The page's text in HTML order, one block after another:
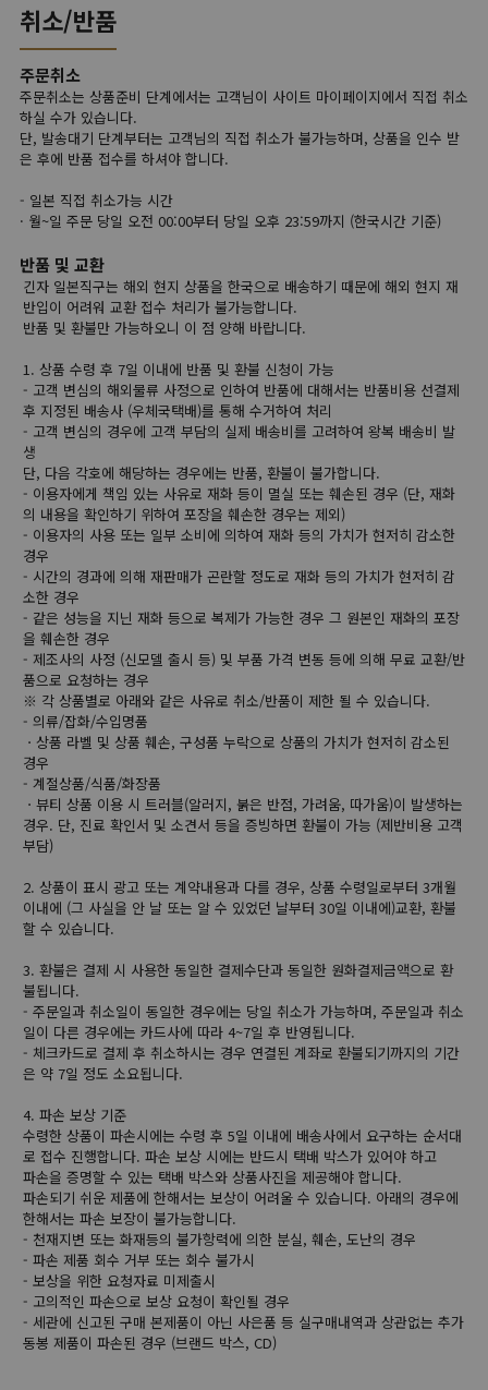
취소/반품
주문취소
주문취소는 상품준비 단계에서는 고객님이 사이트 마이페이지에서 직접 취소
하실 수가 있습니다.
단, 발송대기 단계부터는 고객님의 직접 취소가 불가능하며, 상품을 인수 받
은 후에 반품 접수를 하셔야 합니다.
- 일본 직접 취소가능 시간
· 월~일 주문 당일 오전 00:00부터 당일 오후 23:59까지 (한국시간 기준)
반품 및 교환
긴자 일본직구는 해외 현지 상품을 한국으로 배송하기 때문에 해외 현지 재
반입이 어려워 교환 접수 처리가 불가능합니다.
반품 및 환불만 가능하오니 이 점 양해 바랍니다.
1. 상품 수령 후 7일 이내에 반품 및 환불 신청이 가능
- 고객 변심의 해외물류 사정으로 인하여 반품에 대해서는 반품비용 선결제
후 지정된 배송사 (우체국택배)를 통해 수거하여 처리
- 고객 변심의 경우에 고객 부담의 실제 배송비를 고려하여 왕복 배송비 발
생
단, 다음 각호에 해당하는 경우에는 반품, 환불이 불가합니다.
- 이용자에게 책임 있는 사유로 재화 등이 멸실 또는 훼손된 경우 (단, 재화
의 내용을 확인하기 위하여 포장을 훼손한 경우는 제외)
- 이용자의 사용 또는 일부 소비에 의하여 재화 등의 가치가 현저히 감소한
경우
- 시간의 경과에 의해 재판매가 곤란할 정도로 재화 등의 가치가 현저히 감
소한 경우
- 같은 성능을 지닌 재화 등으로 복제가 가능한 경우 그 원본인 재화의 포장
을 훼손한 경우
- 제조사의 사정 (신모델 출시 등) 및 부품 가격 변동 등에 의해 무료 교환/반
품으로 요청하는 경우
※ 각 상품별로 아래와 같은 사유로 취소/반품이 제한 될 수 있습니다.
- 의류/잡화/수입명품
ㆍ상품 라벨 및 상품 훼손, 구성품 누락으로 상품의 가치가 현저히 감소된
경우
- 계절상품/식품/화장품
ㆍ뷰티 상품 이용 시 트러블(알러지, 붉은 반점, 가려움, 따가움)이 발생하는
경우. 단, 진료 확인서 및 소견서 등을 증빙하면 환불이 가능 (제반비용 고객
부담)
2. 상품이 표시 광고 또는 계약내용과 다를 경우, 상품 수령일로부터 3개월
이내에 (그 사실을 안 날 또는 알 수 있었던 날부터 30일 이내에)교환, 환불
할 수 있습니다.
3. 환불은 결제 시 사용한 동일한 결제수단과 동일한 원화결제금액으로 환
불됩니다.
- 주문일과 취소일이 동일한 경우에는 당일 취소가 가능하며, 주문일과 취소
일이 다른 경우에는 카드사에 따라 4~7일 후 반영됩니다.
- 체크카드로 결제 후 취소하시는 경우 연결된 계좌로 환불되기까지의 기간
은 약 7일 정도 소요됩니다.
4. 파손 보상 기준
수령한 상품이 파손시에는 수령 후 5일 이내에 배송사에서 요구하는 순서대
로 접수 진행합니다. 파손 보상 시에는 반드시 택배 박스가 있어야 하고
파손을 증명할 수 있는 택배 박스와 상품사진을 제공해야 합니다.
파손되기 쉬운 제품에 한해서는 보상이 어려울 수 있습니다. 아래의 경우에
한해서는 파손 보장이 불가능합니다.
- 천재지변 또는 화재등의 불가항력에 의한 분실, 훼손, 도난의 경우
- 파손 제품 회수 거부 또는 회수 불가시
- 보상을 위한 요청자료 미제출시
- 고의적인 파손으로 보상 요청이 확인될 경우
- 세관에 신고된 구매 본제품이 아닌 사은품 등 실구매내역과 상관없는 추가
동봉 제품이 파손된 경우 (브랜드 박스, CD)